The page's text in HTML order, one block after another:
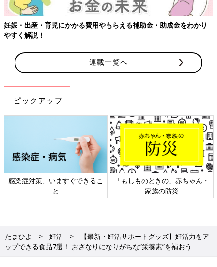
育児にかかる費用やもらえる補助金・助成金をわかり
連載一覧へ
ピックアップ
対策、いますぐできるこ
「もしものときの」赤ちゃん・
家族の防災
日本
たまひよ 妊活
【最新・妊活サポートグッズ】妊活力をア
ップできる食品7選！ おざなりになりがちな“栄養素”を補おう